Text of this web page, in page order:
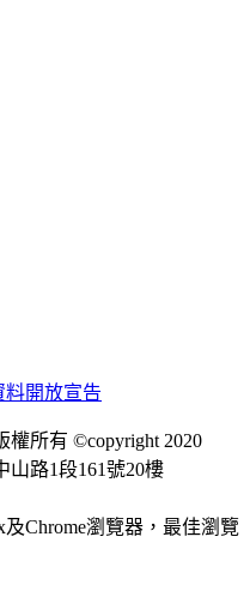
料開放宣告
所有 ©copyright 2020
山路1段161號20樓
Chrome瀏覽器，最佳瀏覽